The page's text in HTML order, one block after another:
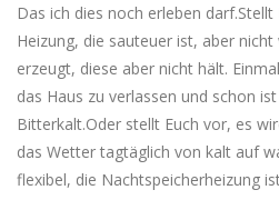
Das ich dies noch erleben
Heizung, die sauteuer ist, aber
erzeugt, diese aber nicht hält.
das Haus zu verlassen und schon
Bitterkalt.Oder stellt Euch vor, es
das Wetter tagtäglich von kalt auf
flexibel, die Nachtspeicherheizung